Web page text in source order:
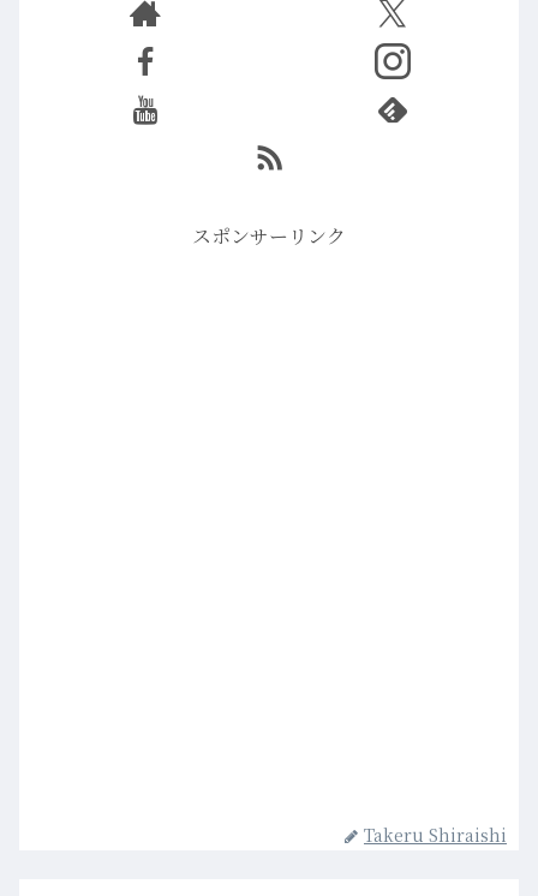
スポンサーリンク
Takeru Shiraishi